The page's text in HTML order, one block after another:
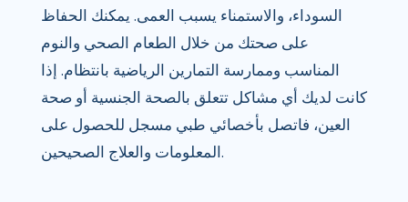
السوداء، والاستمناء يسبب العمى. يمكنك الحفاظ
على صحتك من خلال الطعام الصحي والنوم
المناسب وممارسة التمارين الرياضية بانتظام. إذا
كانت لديك أي مشاكل تتعلق بالصحة الجنسية أو صحة
العين، فاتصل بأخصائي طبي مسجل للحصول على
المعلومات والعلاج الصحيحين.